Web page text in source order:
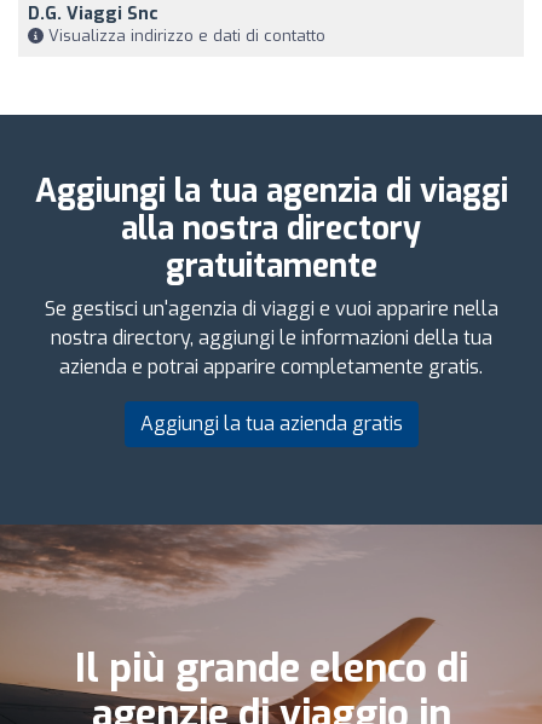
D.G. Viaggi Snc
Visualizza indirizzo e dati di contatto
Aggiungi la tua agenzia di viaggi
alla nostra directory
gratuitamente
Se gestisci un'agenzia di viaggi e vuoi apparire nella
nostra directory, aggiungi le informazioni della tua
azienda e potrai apparire completamente gratis.
Aggiungi la tua azienda gratis
Il più grande elenco di